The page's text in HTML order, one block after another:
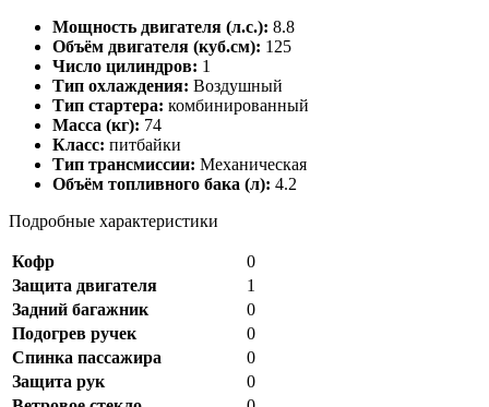
Мощность двигателя (л.с.): 8.8
Объём двигателя (куб.см): 125
Число цилиндров: 1
Тип охлаждения: Воздушный
Тип стартера: комбинированный
Масса (кг): 74
Класс: питбайки
Тип трансмиссии: Механическая
Объём топливного бака (л): 4.2
Подробные характеристики
Кофр
0
Защита двигателя
1
Задний багажник
0
Подогрев ручек
0
Спинка пассажира
0
Защита рук
0